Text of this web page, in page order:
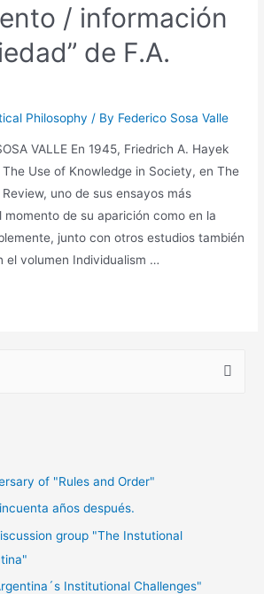
/ información
de F.A.
Philosophy / By Federico Sosa Valle
VALLE En 1945, Friedrich A. Hayek
Use of Knowledge in Society, en The
uno de sus ensayos más
de su aparición como en la
junto con otros estudios también
el volumen Individualism …
of "Rules and Order"
años después.
group "The Instutional
Institutional Challenges"